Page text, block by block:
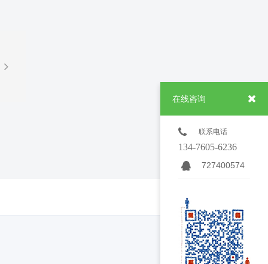
在线咨询
联系电话
134-7605-6236
727400574